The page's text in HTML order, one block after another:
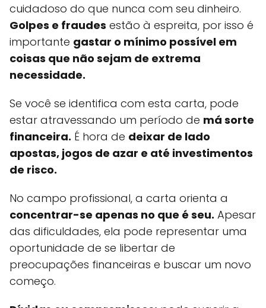
cuidadoso do que nunca com seu dinheiro.
Golpes e fraudes estão à espreita, por isso é
importante gastar o mínimo possível em
coisas que não sejam de extrema
necessidade.
Se você se identifica com esta carta, pode
estar atravessando um período de má sorte
financeira. É hora de deixar de lado
apostas, jogos de azar e até investimentos
de risco.
No campo profissional, a carta orienta a
concentrar-se apenas no que é seu. Apesar
das dificuldades, ela pode representar uma
oportunidade de se libertar de
preocupações financeiras e buscar um novo
começo.